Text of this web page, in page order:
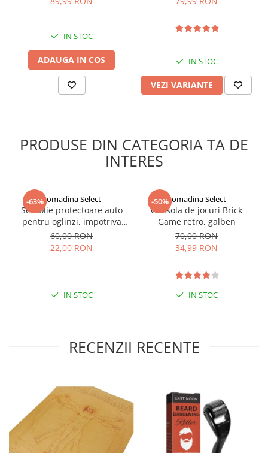
Ocazii de purtare:
Această curea împletită este ideală pentru orice ocazie, fie că este
vorba de o zi casual la birou, o plimbare în parc sau o ieșire de
seară. Se poate asorta cu rochii, blugi, fuste sau pantaloni scurți,
adăugând un element distinctiv și chic fiecărei ținute.
IN STOC
ADAUGA IN COS IN STOC
VEZI VARIANTE
PRODUSE DIN CATEGORIA TA DE
INTERES
-63%gomadina Select
Set folie protectoare auto
pentru oglinzi, impotriva
apei si aburului, Film
Protect
60,00 RON
22,00 RON
IN STOC
-50%gomadina Select
Consola de jocuri Brick
Game retro, galben
70,00 RON
34,99 RON
IN STOC
RECENZII RECENTE